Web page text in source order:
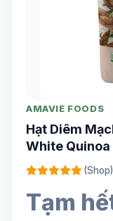
AMAVIE FOODS
Hạt Diêm
White Quinoa
(Shop)
Tạm